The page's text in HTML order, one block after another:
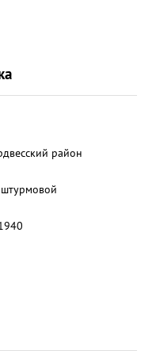
район